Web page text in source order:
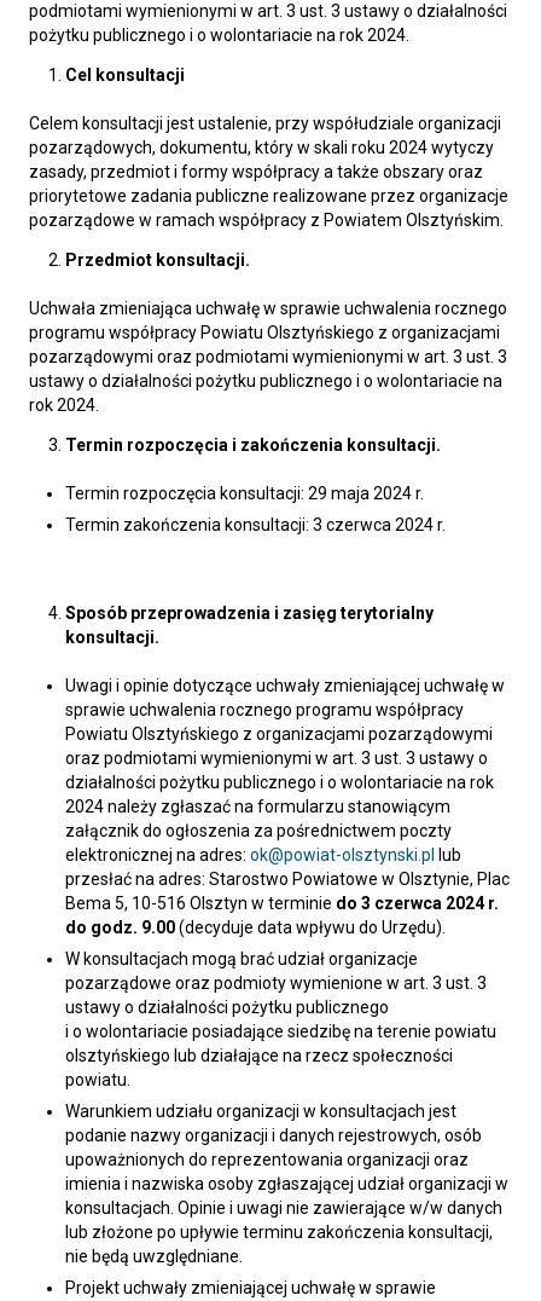
podmiotami wymienionymi w art. 3 ust. 3 ustawy o działalności
pożytku publicznego i o wolontariacie na rok 2024.
Cel konsultacji
Celem konsultacji jest ustalenie, przy współudziale organizacji
pozarządowych, dokumentu, który w skali roku 2024 wytyczy
zasady, przedmiot i formy współpracy a także obszary oraz
priorytetowe zadania publiczne realizowane przez organizacje
pozarządowe w ramach współpracy z Powiatem Olsztyńskim.
Przedmiot konsultacji.
Uchwała zmieniająca uchwałę w sprawie uchwalenia rocznego
programu współpracy Powiatu Olsztyńskiego z organizacjami
pozarządowymi oraz podmiotami wymienionymi w art. 3 ust. 3
ustawy o działalności pożytku publicznego i o wolontariacie na
rok 2024.
Termin rozpoczęcia i zakończenia konsultacji.
Termin rozpoczęcia konsultacji: 29 maja 2024 r.
Termin zakończenia konsultacji: 3 czerwca 2024 r.
Sposób przeprowadzenia i zasięg terytorialny
konsultacji.
Uwagi i opinie dotyczące uchwały zmieniającej uchwałę w
sprawie uchwalenia rocznego programu współpracy
Powiatu Olsztyńskiego z organizacjami pozarządowymi
oraz podmiotami wymienionymi w art. 3 ust. 3 ustawy o
działalności pożytku publicznego i o wolontariacie na rok
2024 należy zgłaszać na formularzu stanowiącym
załącznik do ogłoszenia za pośrednictwem poczty
elektronicznej na adres: ok@powiat-olsztynski.pl
lub
przesłać na adres: Starostwo Powiatowe w Olsztynie, Plac
Bema 5, 10-516 Olsztyn w terminie do 3 czerwca 2024 r.
do godz. 9.00(decyduje data wpływu do Urzędu).
W konsultacjach mogą brać udział organizacje
pozarządowe oraz podmioty wymienione w art. 3 ust. 3
ustawy o działalności pożytku publicznego
i o wolontariacie posiadające siedzibę na terenie powiatu
olsztyńskiego lub działające na rzecz społeczności
powiatu.
Warunkiem udziału organizacji w konsultacjach jest
podanie nazwy organizacji i danych rejestrowych, osób
upoważnionych do reprezentowania organizacji oraz
imienia i nazwiska osoby zgłaszającej udział organizacji w
konsultacjach. Opinie i uwagi nie zawierające w/w danych
lub złożone po upływie terminu zakończenia konsultacji,
nie będą uwzględniane.
Projekt uchwały zmieniającej uchwałę w sprawie